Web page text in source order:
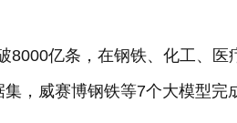
8000亿条，在钢铁、化工、医
，威赛博钢铁等7个大模型完